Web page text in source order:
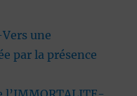
une
par la présence